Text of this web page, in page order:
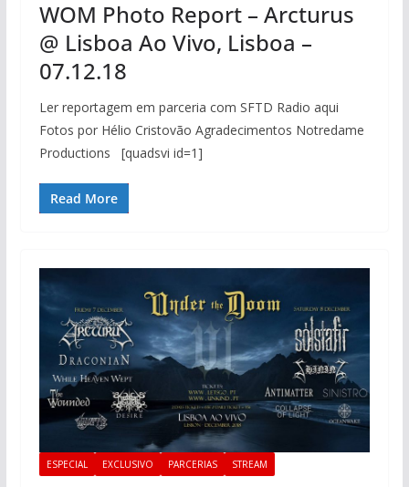
WOM Photo Report – Arcturus
@ Lisboa Ao Vivo, Lisboa –
07.12.18
Ler reportagem em parceria com SFTD Radio aqui
Fotos por Hélio Cristovão Agradecimentos Notredame
Productions [quadsvi id=1]
Read More
ESPECIAL EXCLUSIVO PARCERIAS STREAM